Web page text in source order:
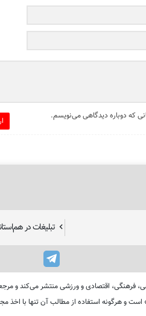
که دوباره دیدگاهی می‌نویسم.
تبلیغات در
در حوزه‌های اجتماعی، فرهنگی، اقتصادی و ورزشی
و هرگونه استفاده از مطالب آن تنها با اخذ